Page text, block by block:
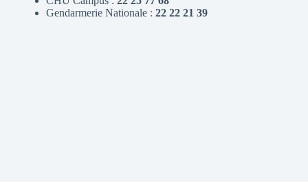
Gendarmerie Nationale : 22 22 21 39